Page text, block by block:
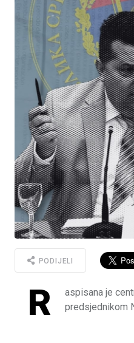
PODIJELI
R
aspisana je
predsjednikom